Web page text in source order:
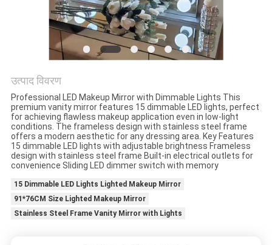
मामलों
एक
बोली
का
अनुरोध
उत्पाद विवरण
Professional LED Makeup Mirror with Dimmable Lights This
premium vanity mirror features 15 dimmable LED lights, perfect
for achieving flawless makeup application even in low-light
conditions. The frameless design with stainless steel frame
offers a modern aesthetic for any dressing area. Key Features
15 dimmable LED lights with adjustable brightness Frameless
design with stainless steel frame Built-in electrical outlets for
convenience Sliding LED dimmer switch with memory
15 Dimmable LED Lights Lighted Makeup Mirror
91*76CM Size Lighted Makeup Mirror
Stainless Steel Frame Vanity Mirror with Lights